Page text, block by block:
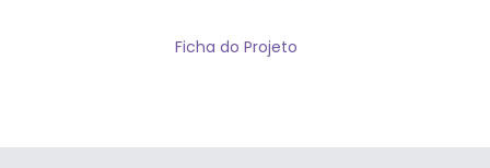
Ficha do Projeto